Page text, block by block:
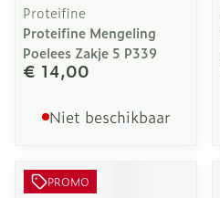
Proteifine
Proteifine Mengeling
Poelees Zakje 5 P339
€ 14,00
Niet beschikbaar
PROMO